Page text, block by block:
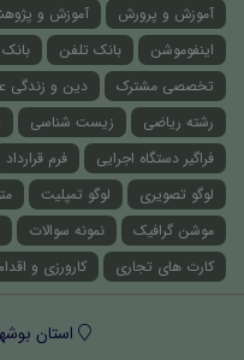
آموزش و پرورش آموزش و
اینفوموشن
بانک تلفن
تخصصی مشترک
دین و زندگی
رشته ریاضی
زیست شناسی
فراگیر دستگاه اجرایی
فرم قرارداد
لوگو تصویری
لوگو تمپلیت
موشن گرافیک
نمونه سوالات
کارت های تجاری
کارورزی و
استان